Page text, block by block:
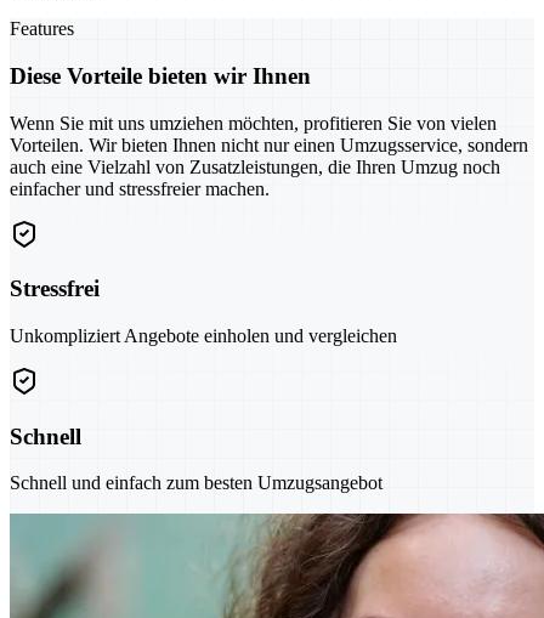
Features
Diese Vorteile bieten wir Ihnen
Wenn Sie mit uns umziehen möchten, profitieren Sie von vielen
Vorteilen. Wir bieten Ihnen nicht nur einen Umzugsservice, sondern
auch eine Vielzahl von Zusatzleistungen, die Ihren Umzug noch
einfacher und stressfreier machen.
Stressfrei
Unkompliziert Angebote einholen und vergleichen
Schnell
Schnell und einfach zum besten Umzugsangebot